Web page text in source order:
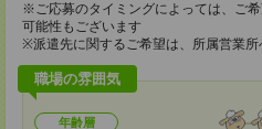
※ご応募のタイミングによっては、ご
可能性もございます
※派遣先に関するご希望は、所属営業所
職場の雰囲気
年齢層